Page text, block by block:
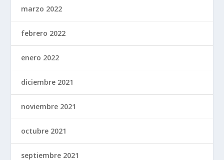
marzo 2022
febrero 2022
enero 2022
diciembre 2021
noviembre 2021
octubre 2021
septiembre 2021